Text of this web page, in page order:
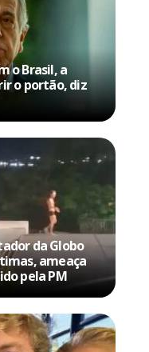
o Brasil, a
o portão, diz
da Globo
ameaça
pela PM